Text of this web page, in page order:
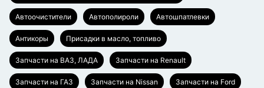
Автоочистители Автополироли Автошпатлевки
Антикоры Присадки в масло, топливо
Запчасти на ВАЗ, ЛАДА Запчасти на Renault
Запчасти на ГАЗ Запчасти на Nissan Запчасти на Ford